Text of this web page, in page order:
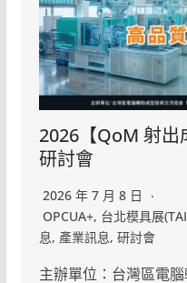
2026【QoM 射出
研討會
2026 年 7 月 8 日
OPCUA+, 台北模具展
息, 產業訊息, 研討會
主辦單位：台灣區電